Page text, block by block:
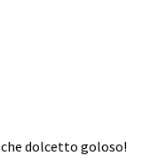
dolcetto goloso!